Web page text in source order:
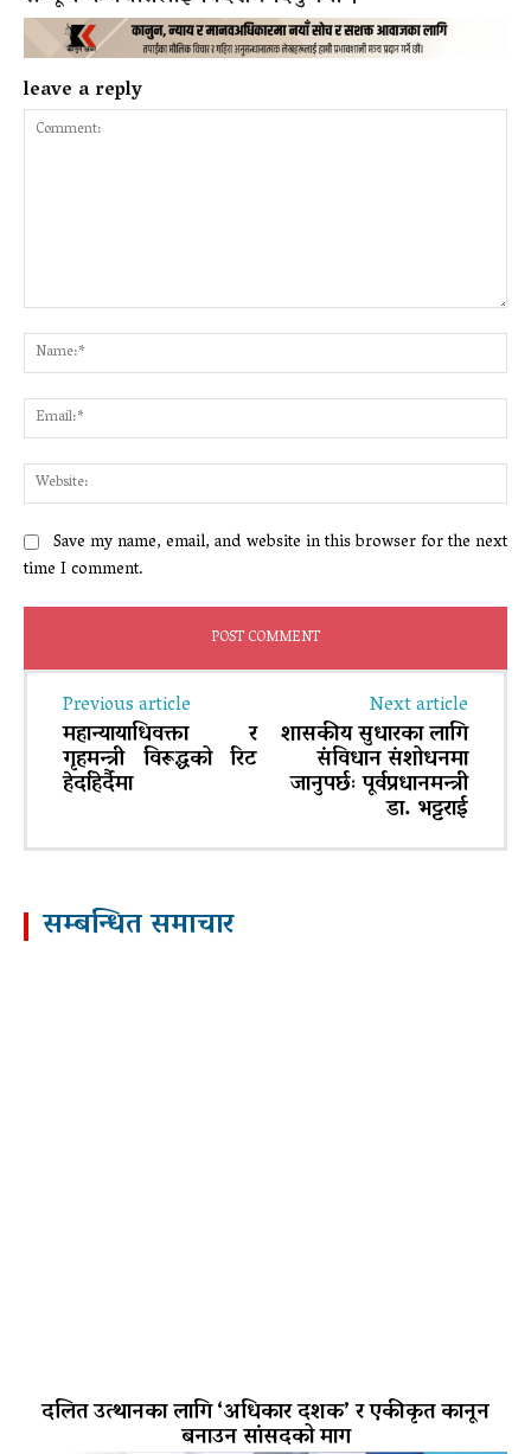
leave a reply
Save my name, email, and website in this browser for the next
time I comment.
Previous article
महान्यायाधिवक्ता र
गृहमन्त्री विरूद्धको रिट
हेर्दाहेर्दैमा
Next article
शासकीय सुधारका लागि
संविधान संशोधनमा
जानुपर्छः पूर्वप्रधानमन्त्री
डा. भट्टराई
सम्बन्धित समाचार
दलित उत्थानका लागि ‘अधिकार दशक’ र एकीकृत कानून
बनाउन सांसदको माग